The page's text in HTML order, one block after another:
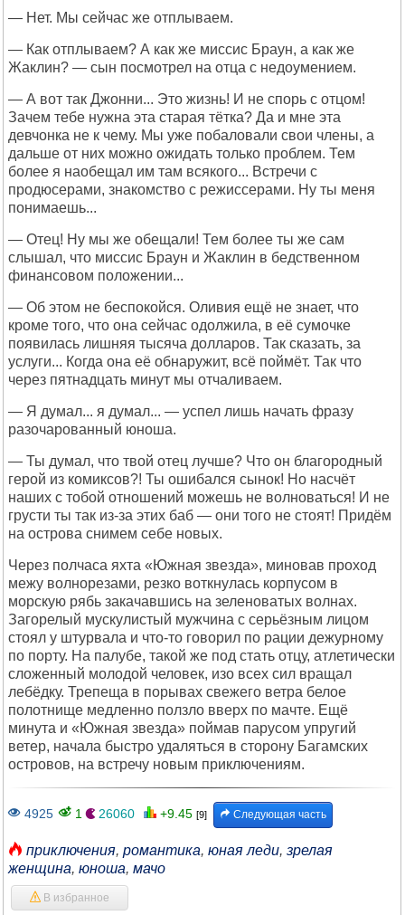
— Нет. Мы сейчас же отплываем.
— Как отплываем? А как же миссис Браун, а как же
Жаклин? — сын посмотрел на отца с недоумением.
— А вот так Джонни... Это жизнь! И не спорь с отцом!
Зачем тебе нужна эта старая тётка? Да и мне эта
девчонка не к чему. Мы уже побаловали свои члены, а
дальше от них можно ожидать только проблем. Тем
более я наобещал им там всякого... Встречи с
продюсерами, знакомство с режиссерами. Ну ты меня
понимаешь...
— Отец! Ну мы же обещали! Тем более ты же сам
слышал, что миссис Браун и Жаклин в бедственном
финансовом положении...
— Об этом не беспокойся. Оливия ещё не знает, что
кроме того, что она сейчас одолжила, в её сумочке
появилась лишняя тысяча долларов. Так сказать, за
услуги... Когда она её обнаружит, всё поймёт. Так что
через пятнадцать минут мы отчаливаем.
— Я думал... я думал... — успел лишь начать фразу
разочарованный юноша.
— Ты думал, что твой отец лучше? Что он благородный
герой из комиксов?! Ты ошибался сынок! Но насчёт
наших с тобой отношений можешь не волноваться! И не
грусти ты так из-за этих баб — они того не стоят! Придём
на острова снимем себе новых.
Через полчаса яхта «Южная звезда», миновав проход
межу волнорезами, резко воткнулась корпусом в
морскую рябь закачавшись на зеленоватых волнах.
Загорелый мускулистый мужчина с серьёзным лицом
стоял у штурвала и что-то говорил по рации дежурному
по порту. На палубе, такой же под стать отцу, атлетически
сложенный молодой человек, изо всех сил вращал
лебёдку. Трепеща в порывах свежего ветра белое
полотнище медленно ползло вверх по мачте. Ещё
минута и «Южная звезда» поймав парусом упругий
ветер, начала быстро удаляться в сторону Багамских
островов, на встречу новым приключениям.
4925 1 26060 +9.45 [9] Следующая часть
приключения, романтика, юная леди, зрелая
женщина, юноша, мачо
В избранное